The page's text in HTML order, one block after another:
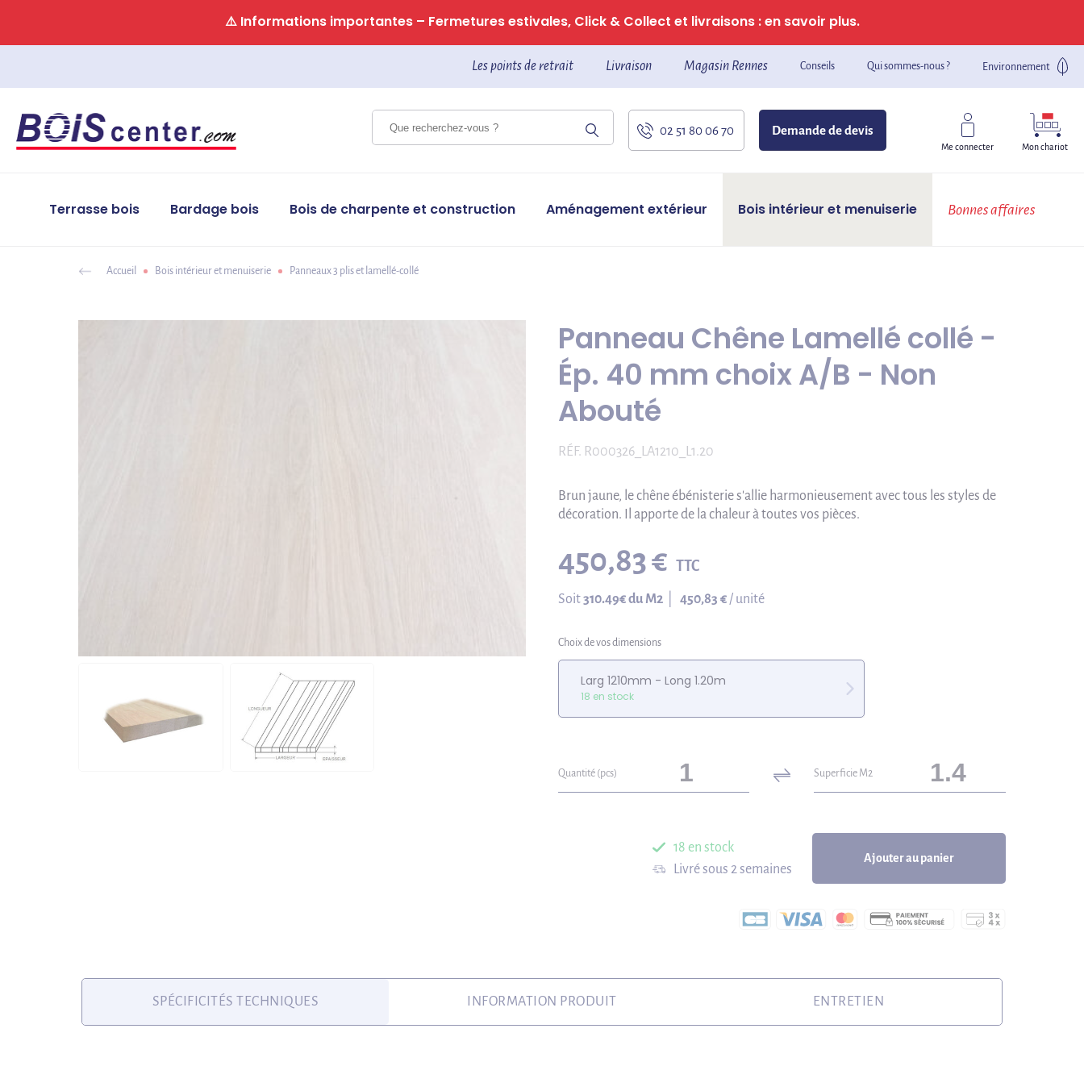
⚠️ Informations importantes – Fermetures estivales, Click & Collect et livraisons : en savoir plus.
Les points de retrait Livraison Magasin Rennes Conseils Qui sommes-nous ? Environnement
02 51 80 06 70 Demande de devis
Me connecter Mon chariot
Terrasse bois Bardage bois Bois de charpente et construction Aménagement extérieur Bois intérieur et menuiserie Bonnes affaires
Accueil Bois intérieur et menuiserie Panneaux 3 plis et lamellé-collé
Panneau Chêne Lamellé collé -
Ép. 40 mm choix A/B - Non
Abouté
RÉF. R000326_LA1210_L1.20
Brun jaune, le chêne ébénisterie s'allie harmonieusement avec tous les styles de
décoration. Il apporte de la chaleur à toutes vos pièces.
450,83 € TTC
Soit310.49€ du M2 450,83 € / unité
Choix de vos dimensions
Larg 1210mm - Long 1.20m
18 en stock
Quantité (pcs) Superficie M2
18 en stock
Livré sous 2 semaines
Ajouter au panier
SPÉCIFICITÉS TECHNIQUES INFORMATION PRODUIT ENTRETIEN